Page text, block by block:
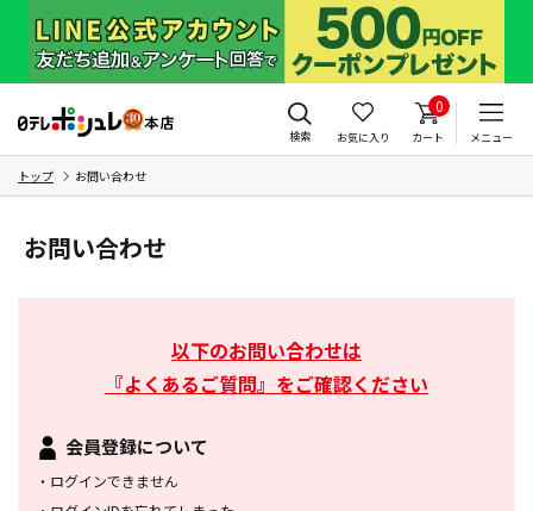
検索 お気に入り
0
カート メニュー
トップ お問い合わせ
お問い合わせ
以下のお問い合わせは
『よくあるご質問』をご確認ください
会員登録について
・ ログインできません